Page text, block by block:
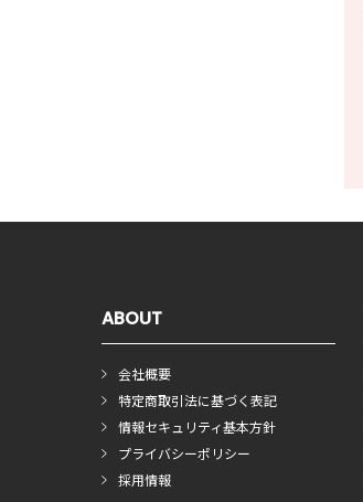
ABOUT
会社概要
特定商取引法に基づく表記
情報セキュリティ基本方針
プライバシーポリシー
採用情報